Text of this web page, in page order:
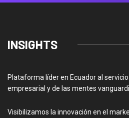
INSIGHTS
Plataforma líder en Ecuador al
empresarial y de las mentes
Visibilizamos la innovación en el